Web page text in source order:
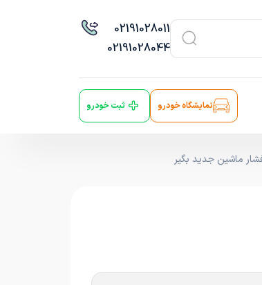
02191028011
02191028044
نمایشگاه خودرو ثبت خودرو
ماشین جدید بگیر